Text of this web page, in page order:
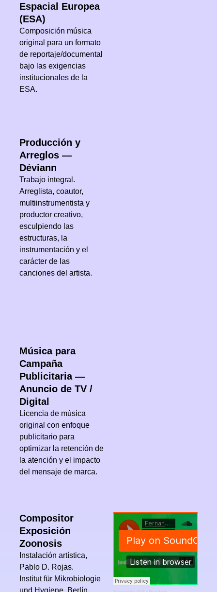
Espacial Europea
(ESA)
Composición música
original para un formato
de reportaje/documental
bajo las exigencias
institucionales de la
ESA.
Producción y
Arreglos —
Déviann
Trabajo integral.
Arreglista, coautor,
multiinstrumentista y
productor creativo,
esculpiendo las
estructuras, la
instrumentación y el
carácter de las
canciones del artista.
Música para
Campaña
Publicitaria —
Anuncio de TV /
Digital
Licencia de música
original con enfoque
publicitario para
optimizar la retención de
la atención y el impacto
del mensaje de marca.
Compositor
Exposición
Zoonosis
Instalación artística,
Pablo D. Rojas.
Institut für Mikrobiologie